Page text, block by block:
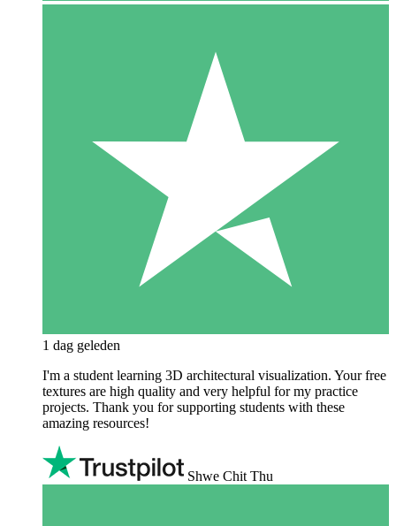
1 dag geleden
I'm a student learning 3D architectural visualization. Your free
textures are high quality and very helpful for my practice
projects. Thank you for supporting students with these
amazing resources!
Shwe Chit Thu